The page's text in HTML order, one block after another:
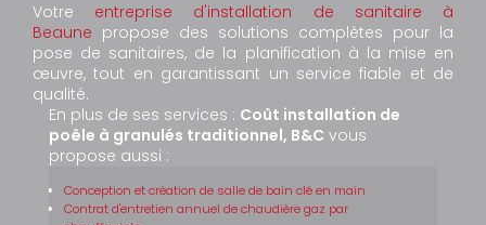
Votre entreprise d'installation de sanitaire à
Beaune propose des solutions complètes pour la
pose de sanitaires, de la planification à la mise en
œuvre, tout en garantissant un service fiable et de
qualité.
En plus de ses services : Coût installation de
poêle à granulés traditionnel, B&C vous
propose aussi :
Conception et création de salle de bain clé en main
Contrat d'entretien annuel de chaudière gaz par